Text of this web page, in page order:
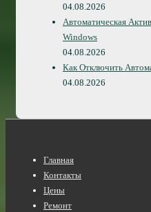
04.08.2026
Автоматическая
Windows
04.08.2026
Как Отключить
04.08.2026
Нижнее
меню
Главная
Контакты
Цены
Ремонт